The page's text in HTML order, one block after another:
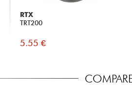
RTX
TRT200
5.55 €